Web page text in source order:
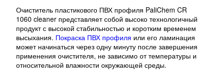
Очиститель пластикового ПВХ профиля PaliChem CR
1060 cleaner представляет собой высоко технологичный
продукт с высокой стабильностью и коротким временем
высыхания. Покраска ПВХ профиля или его ламинация
может начинаться через одну минуту после завершения
применения очистителя, не зависимо от температуры и
относительной влажности окружающей среды.